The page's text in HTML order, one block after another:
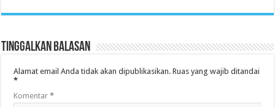
Tinggalkan Balasan
Alamat email Anda tidak akan dipublikasikan. Ruas yang wajib ditandai
*
Komentar*